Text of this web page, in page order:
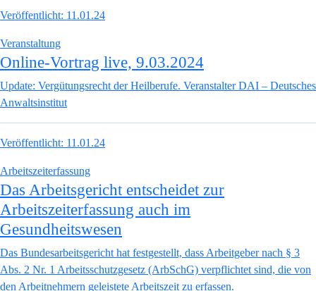
Veröffentlicht: 11.01.24
Veranstaltung
Online-Vortrag live, 9.03.2024
Update: Vergütungsrecht der Heilberufe. Veranstalter DAI – Deutsches
Anwaltsinstitut
Veröffentlicht: 11.01.24
Arbeitszeiterfassung
Das Arbeitsgericht entscheidet zur
Arbeitszeiterfassung auch im
Gesundheitswesen
Das Bundesarbeitsgericht hat festgestellt, dass Arbeitgeber nach § 3
Abs. 2 Nr. 1 Arbeitsschutzgesetz (ArbSchG) verpflichtet sind, die von
den Arbeitnehmern geleistete Arbeitszeit zu erfassen.